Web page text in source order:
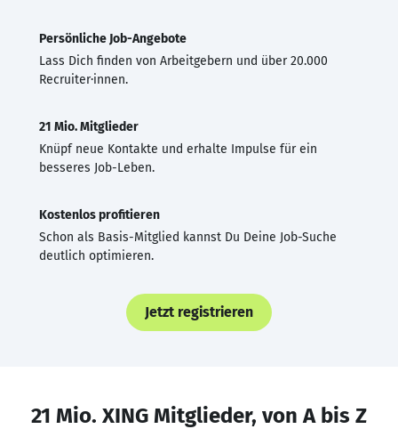
Persönliche Job-Angebote
Lass Dich finden von Arbeitgebern und über 20.000
Recruiter·innen.
21 Mio. Mitglieder
Knüpf neue Kontakte und erhalte Impulse für ein
besseres Job-Leben.
Kostenlos profitieren
Schon als Basis-Mitglied kannst Du Deine Job-Suche
deutlich optimieren.
Jetzt registrieren
21 Mio. XING Mitglieder, von A bis Z